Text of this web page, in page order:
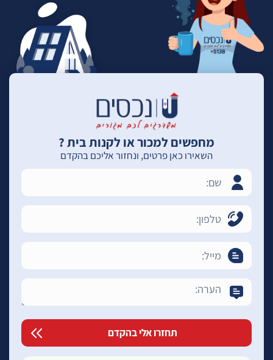
מחפשים למכור או לקנות בית ?
השאירו כאן פרטים, ונחזור אליכם בהקדם